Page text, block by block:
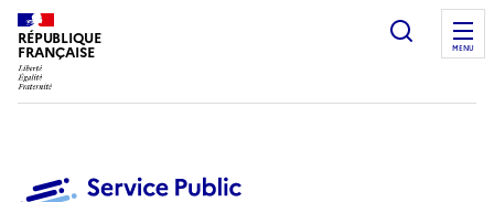
RÉPUBLIQUE
FRANÇAISE
Ouvrir
MENU